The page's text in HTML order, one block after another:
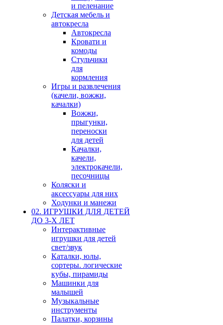
и пеленание
Детская мебель и
автокресла
Автокресла
Кровати и
комоды
Стульчики
для
кормления
Игры и развлечения
(качели, вожжи,
качалки)
Вожжи,
прыгунки,
переноски
для детей
Качалки,
качели,
электрокачели,
песочницы
Коляски и
аксессуары для них
Ходунки и манежи
02. ИГРУШКИ ДЛЯ ДЕТЕЙ
ДО 3-Х ЛЕТ
Интерактивные
игрушки для детей
свет/звук
Каталки, юлы,
сортеры. логические
кубы, пирамиды
Машинки для
малышей
Музыкальные
инструменты
Палатки, корзины